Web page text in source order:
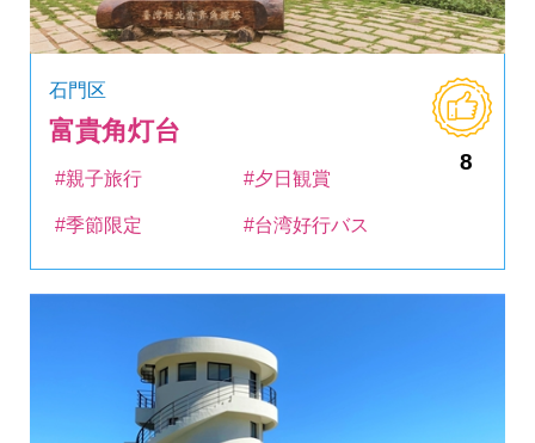
石門区
富貴角灯台
8
#親子旅行 #夕日観賞
#季節限定 #台湾好行バス